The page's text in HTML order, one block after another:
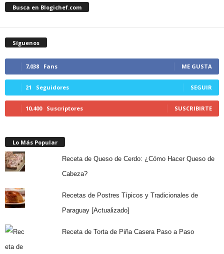
Busca en Blogichef.com
Síguenos
7,038 Fans ME GUSTA
21 Seguidores SEGUIR
10,400 Suscriptores SUSCRIBIRTE
Lo Más Popular
Receta de Queso de Cerdo: ¿Cómo Hacer Queso de
Cabeza?
Recetas de Postres Típicos y Tradicionales de
Paraguay [Actualizado]
Receta de Torta de Piña Casera Paso a Paso